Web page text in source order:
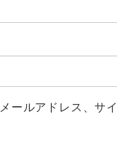
ルアドレス、サイ